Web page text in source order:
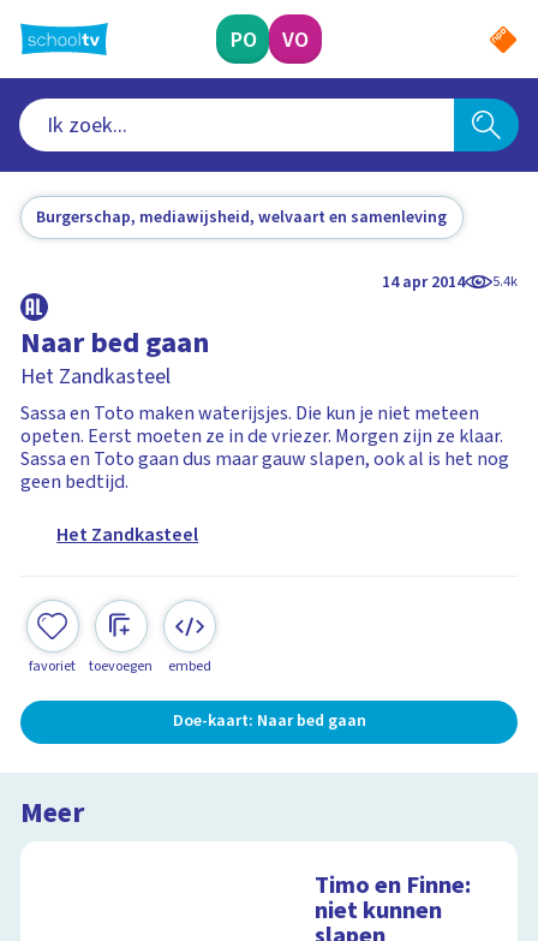
naar
hoofdinhoud
PO VO
Burgerschap, mediawijsheid, welvaart en samenleving
14 apr 2014 5.4k
Naar bed gaan
Het Zandkasteel
Sassa en Toto maken waterijsjes. Die kun je niet meteen
opeten. Eerst moeten ze in de vriezer. Morgen zijn ze klaar.
Sassa en Toto gaan dus maar gauw slapen, ook al is het nog
geen bedtijd.
Het Zandkasteel
favoriet toevoegen embed
Doe-kaart: Naar bed gaan
Meer
Timo en Finne:
niet kunnen